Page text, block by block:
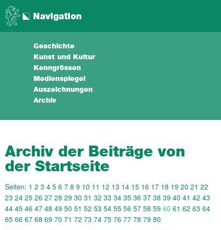
Navigation
Geschichte
Kunst und Kultur
Kenngrössen
Medienspiegel
Auszeichnungen
Archiv
Archiv der Beiträge von
der Startseite
Seiten: 1 2 3 4 5 6 7 8 9 10 11 12 13 14 15 16 17 18 19 20 21 22
23 24 25 26 27 28 29 30 31 32 33 34 35 36 37 38 39 40 41 42 43
44 45 46 47 48 49 50 51 52 53 54 55 56 57 58 59 60 61 62 63 64
65 66 67 68 69 70 71 72 73 74 75 76 77 78 79 80